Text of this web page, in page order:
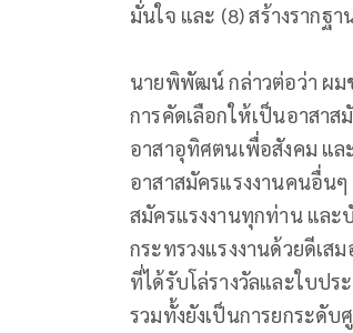
มั่นใจ และ (8) สร้างราก
นายพิพัฒน์ กล่าวต่อว่า ผม
การคัดเลือกให้เป็นอาสา
อาสาอุทิศตนเพื่อสังคม แ
อาสาสมัครแรงงานคนอื่น
สมัครแรงงานทุกท่าน แล
กระทรวงแรงงานด้วยดีเ
ที่ได้รับโล่รางวัลและใบปร
รวมทั้งยังเป็นการยกระดั